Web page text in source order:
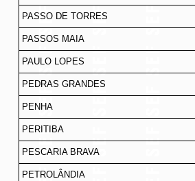
PASSO DE TORRES
PASSOS MAIA
PAULO LOPES
PEDRAS GRANDES
PENHA
PERITIBA
PESCARIA BRAVA
PETROLÂNDIA